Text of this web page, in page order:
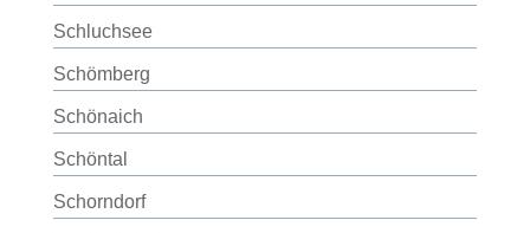
Schluchsee
Schömberg
Schönaich
Schöntal
Schorndorf